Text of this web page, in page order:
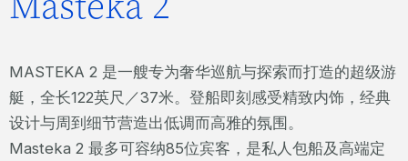
MASTEKA 2 是一艘专为奢华巡航与探索而打造的超级游
艇，全长122英尺／37米。登船即刻感受精致内饰，经典
设计与周到细节营造出低调而高雅的氛围。
Masteka 2 最多可容纳85位宾客，是私人包船及高端定